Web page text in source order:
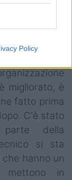
Policy
persone si
sana
migliorato, è
fatto prima
C'è stato
della
si sta
hanno un
mettono in